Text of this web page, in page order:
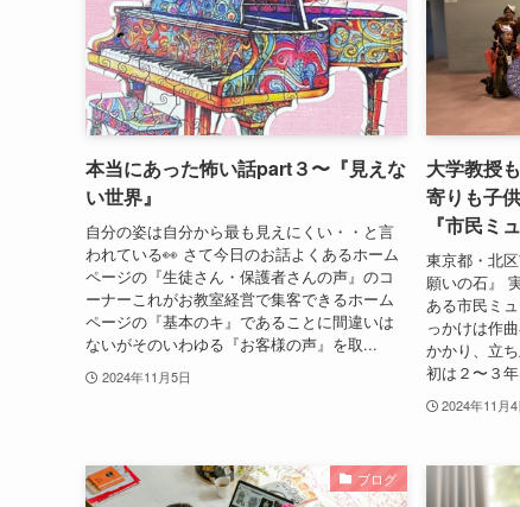
本当にあった怖い話part３〜『見えな
い世界』
自分の姿は自分から最も見えにくい・・と言
われている👀 さて今日のお話よくあるホーム
ページの『生徒さん・保護者さんの声』のコ
ーナーこれがお教室経営で集客できるホーム
ページの『基本のキ』であることに間違いは
ないがそのいわゆる『お客様の声』を取...
2024年11月5日
大学教授
寄りも子
『市民ミ
東京都・北
願いの石』
ある市民ミ
っかけは作
かかり、立
初は２〜３
2024年11月4
ブログ